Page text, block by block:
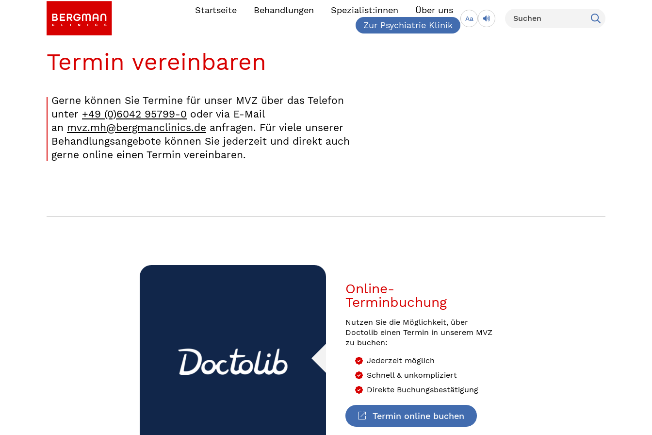
Startseite Behandlungen Spezialist:innen
Über uns
Zur Psychiatrie Klinik
Aa
Termin vereinbaren
Gerne können Sie Termine für unser MVZ über das Telefon
unter +49 (0)6042 95799-0 oder via E-Mail
an mvz.mh@bergmanclinics.de anfragen. Für viele unserer
Behandlungsangebote können Sie jederzeit und direkt auch
gerne online einen Termin vereinbaren.
Online-
Terminbuchung
Nutzen Sie die Möglichkeit, über
Doctolib einen Termin in unserem MVZ
zu buchen:
Jederzeit möglich
Schnell & unkompliziert
Direkte Buchungsbestätigung
Termin online buchen